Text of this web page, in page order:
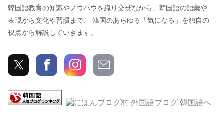
韓国語教育の知識やノウハウを織り交ぜながら、韓国語の語彙や
表現から文化や習慣まで、 韓国のあらゆる「気になる」を独自の
視点から解説していきます。